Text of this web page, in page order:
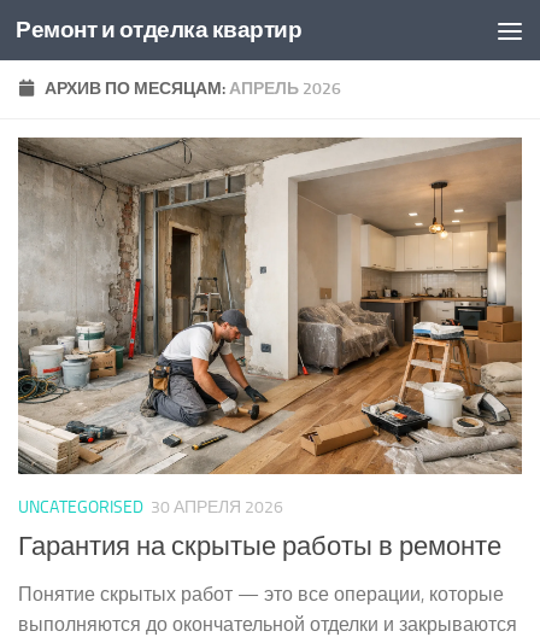
Перейти к содержимому
Ремонт и отделка квартир
АРХИВ ПО МЕСЯЦАМ:АПРЕЛЬ 2026
UNCATEGORISED 30 АПРЕЛЯ 2026
Гарантия на скрытые работы в ремонте
Понятие скрытых работ — это все операции, которые
выполняются до окончательной отделки и закрываются